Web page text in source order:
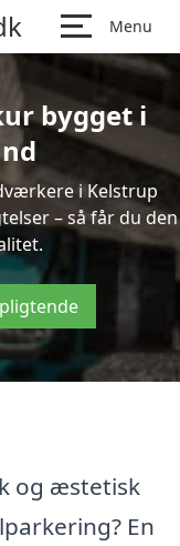
Menu
bygget i
i Kelstrup
– så får du den
og æstetisk
En